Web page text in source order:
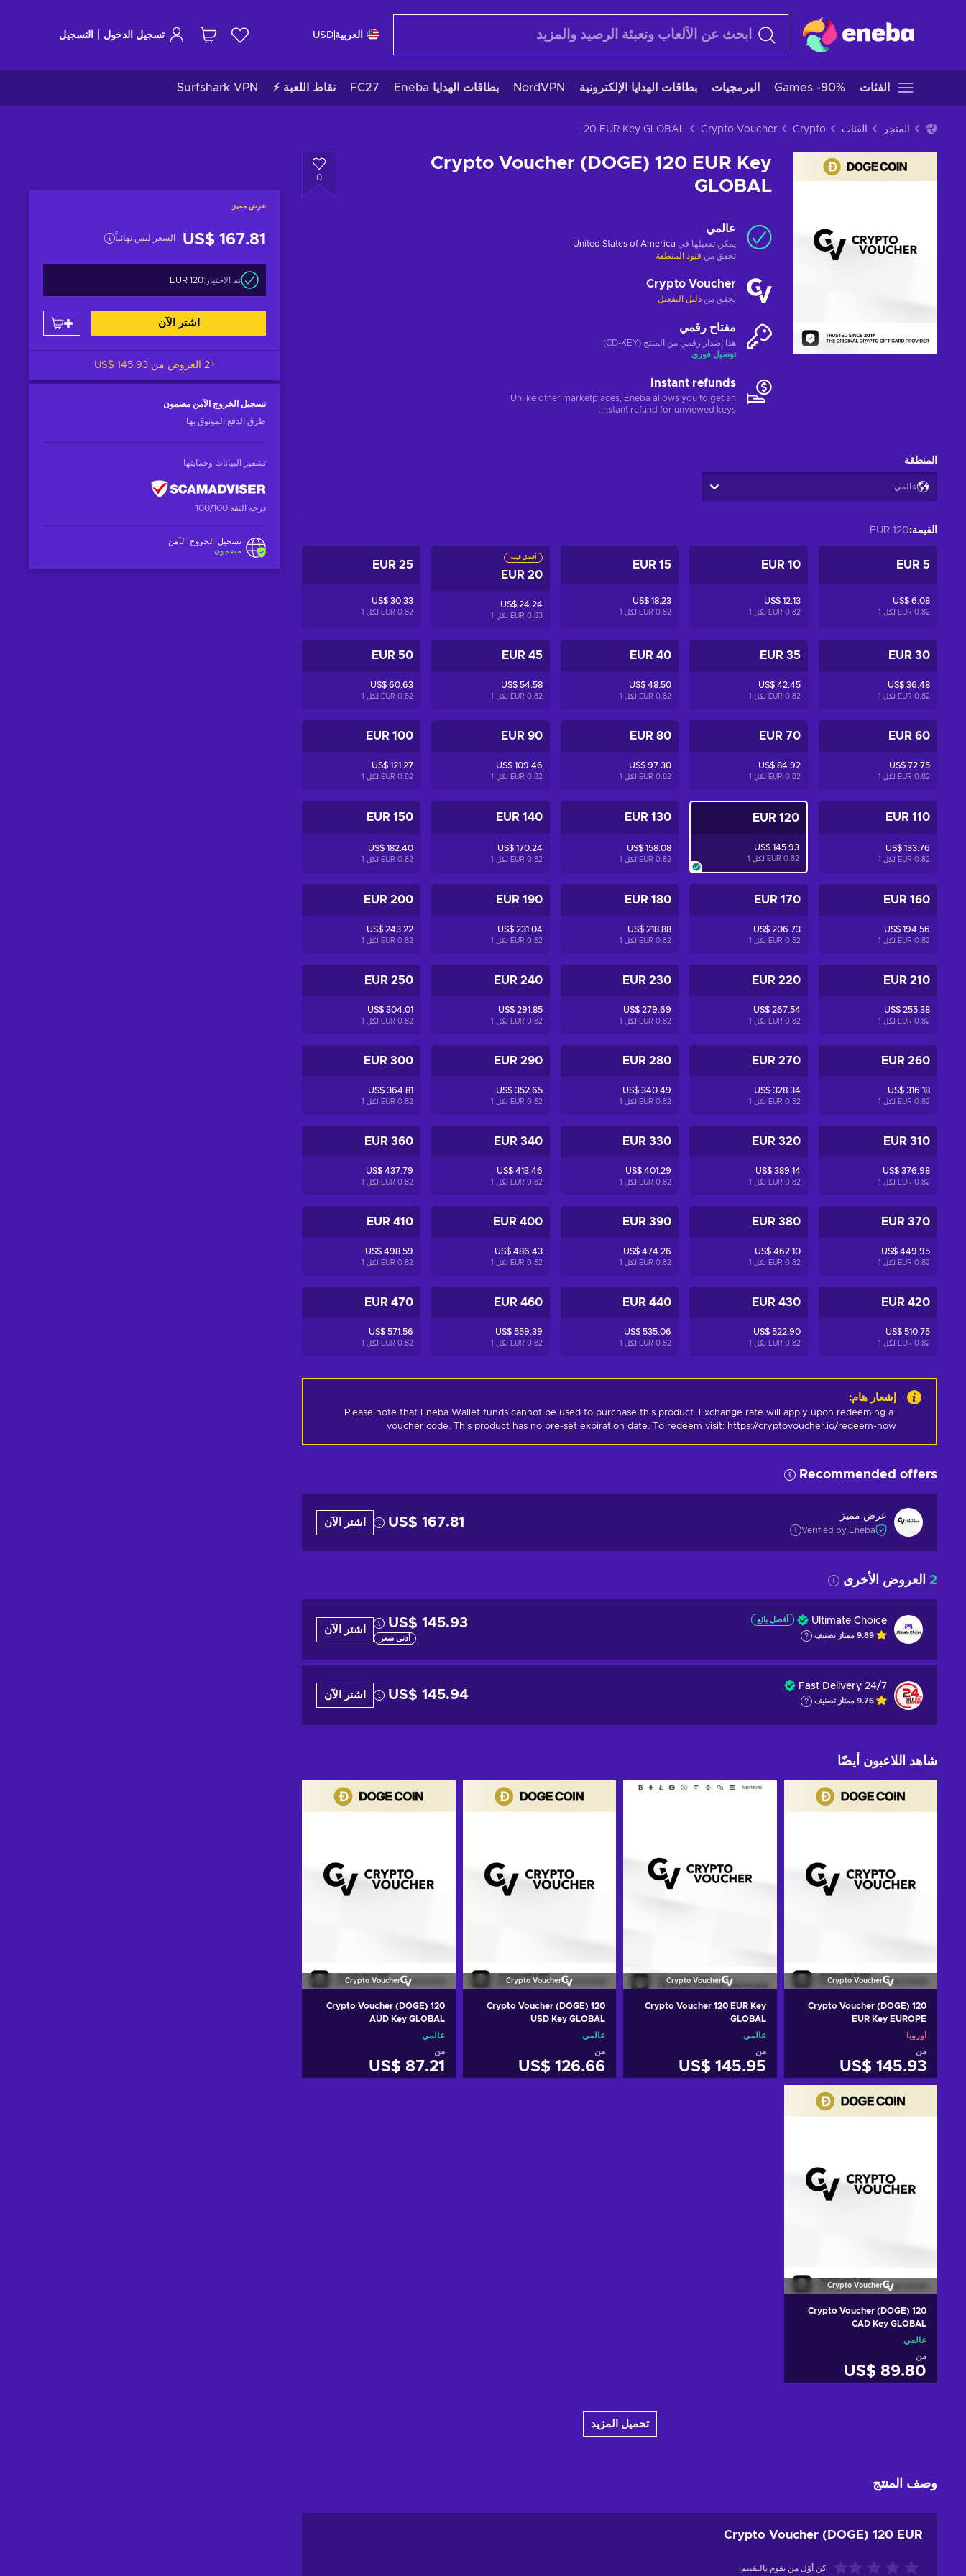
العربية USD تسجيل الدخول التسجيل
الفئات Games -90% البرمجيات بطاقات الهدايا الإلكترونية NordVPN بطاقات الهدايا Eneba FC27 نقاط اللعبة ⚡ Surfshark VPN
المتجر الفئات Crypto
Crypto Voucher
Crypto Voucher (DOGE) 120 EUR Key GLOBAL
Crypto Voucher (DOGE) 120 EUR Key
GLOBAL
0
عرض مميز
US$ 167.81 السعر ليس نهائياً
تم الاختيار:120 EUR
اشتر الآن
+2 العروض من US$ 145.93
تسجيل الخروج الآمن مضمون
طرق الدفع الموثوق بها
تشفير البيانات وحمايتها
درجة الثقة 100/100
تسجيل الخروج الآمن
مضمون
عالمي
يمكن تفعيلها في United States of America
تحقق من قيود المنطقة
Crypto Voucher
تحقق من دليل التفعيل
مفتاح رقمي
هذا إصدار رقمي من المنتج (CD-KEY)
توصيل فوري
Instant refunds
Unlike other marketplaces, Eneba allows you to get an
instant refund for unviewed keys.
المنطقة
عالمي
القيمة:
120 EUR
5 EUR
US$ 6.08
0.82 EUR لكل 1
10 EUR
US$ 12.13
0.82 EUR لكل 1
15 EUR
US$ 18.23
0.82 EUR لكل 1
أفضل قيمة
20 EUR
US$ 24.24
0.83 EUR لكل 1
25 EUR
US$ 30.33
0.82 EUR لكل 1
30 EUR
US$ 36.48
0.82 EUR لكل 1
35 EUR
US$ 42.45
0.82 EUR لكل 1
40 EUR
US$ 48.50
0.82 EUR لكل 1
45 EUR
US$ 54.58
0.82 EUR لكل 1
50 EUR
US$ 60.63
0.82 EUR لكل 1
60 EUR
US$ 72.75
0.82 EUR لكل 1
70 EUR
US$ 84.92
0.82 EUR لكل 1
80 EUR
US$ 97.30
0.82 EUR لكل 1
90 EUR
US$ 109.46
0.82 EUR لكل 1
100 EUR
US$ 121.27
0.82 EUR لكل 1
110 EUR
US$ 133.76
0.82 EUR لكل 1
120 EUR
US$ 145.93
0.82 EUR لكل 1
130 EUR
US$ 158.08
0.82 EUR لكل 1
140 EUR
US$ 170.24
0.82 EUR لكل 1
150 EUR
US$ 182.40
0.82 EUR لكل 1
160 EUR
US$ 194.56
0.82 EUR لكل 1
170 EUR
US$ 206.73
0.82 EUR لكل 1
180 EUR
US$ 218.88
0.82 EUR لكل 1
190 EUR
US$ 231.04
0.82 EUR لكل 1
200 EUR
US$ 243.22
0.82 EUR لكل 1
210 EUR
US$ 255.38
0.82 EUR لكل 1
220 EUR
US$ 267.54
0.82 EUR لكل 1
230 EUR
US$ 279.69
0.82 EUR لكل 1
240 EUR
US$ 291.85
0.82 EUR لكل 1
250 EUR
US$ 304.01
0.82 EUR لكل 1
260 EUR
US$ 316.18
0.82 EUR لكل 1
270 EUR
US$ 328.34
0.82 EUR لكل 1
280 EUR
US$ 340.49
0.82 EUR لكل 1
290 EUR
US$ 352.65
0.82 EUR لكل 1
300 EUR
US$ 364.81
0.82 EUR لكل 1
310 EUR
US$ 376.98
0.82 EUR لكل 1
320 EUR
US$ 389.14
0.82 EUR لكل 1
330 EUR
US$ 401.29
0.82 EUR لكل 1
340 EUR
US$ 413.46
0.82 EUR لكل 1
360 EUR
US$ 437.79
0.82 EUR لكل 1
370 EUR
US$ 449.95
0.82 EUR لكل 1
380 EUR
US$ 462.10
0.82 EUR لكل 1
390 EUR
US$ 474.26
0.82 EUR لكل 1
400 EUR
US$ 486.43
0.82 EUR لكل 1
410 EUR
US$ 498.59
0.82 EUR لكل 1
420 EUR
US$ 510.75
0.82 EUR لكل 1
430 EUR
US$ 522.90
0.82 EUR لكل 1
440 EUR
US$ 535.06
0.82 EUR لكل 1
460 EUR
US$ 559.39
0.82 EUR لكل 1
470 EUR
US$ 571.56
0.82 EUR لكل 1
إشعار هام:
Please note that Eneba Wallet funds cannot be used to purchase this product. Exchange rate will apply upon redeeming a
voucher code. This product has no pre-set expiration date. To redeem visit: https://cryptovoucher.io/redeem-now
Recommended offers
عرض مميز
Verified by Eneba
US$ 167.81 اشتر الآن
2 العروض الأخرى
Ultimate Choice أفضل بائع
9.89 ممتاز تصنيف
US$ 145.93
أدنى سعر
اشتر الآن
Fast Delivery 24/7
9.76 ممتاز تصنيف US$ 145.94 اشتر الآن
شاهد اللاعبون أيضًا
Crypto Voucher
Crypto Voucher (DOGE) 120
EUR Key EUROPE
أوروبا
من
US$ 145.93
أضف إلى سلة التسوق
Crypto Voucher
Crypto Voucher 120 EUR Key
GLOBAL
عالمي
من
US$ 145.95
Crypto Voucher
Crypto Voucher (DOGE) 120
USD Key GLOBAL
عالمي
من
US$ 126.66
Crypto Voucher
Crypto Voucher (DOGE) 120
AUD Key GLOBAL
عالمي
من
US$ 87.21
Crypto Voucher
Crypto Voucher (DOGE) 120
CAD Key GLOBAL
عالمي
من
US$ 89.80
تحميل المزيد
وصف المنتج
Crypto Voucher (DOGE) 120 EUR
كن أوّل من يقوم بالتقييم!